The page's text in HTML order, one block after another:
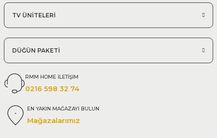
TV ÜNİTELERİ
DÜĞÜN PAKETİ
RMM HOME İLETİŞİM
0216 598 32 74
EN YAKIN MAĞAZAYI BULUN
Mağazalarımız